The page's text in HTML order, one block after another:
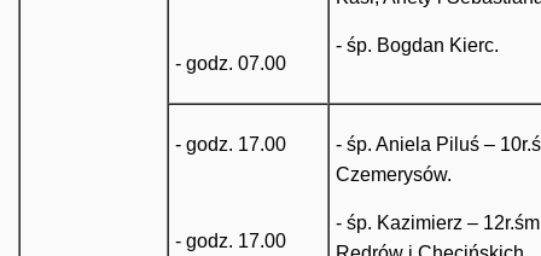
- godz. 07.00
- śp. Bogdan Kierc.
- godz. 17.00
- godz. 17.00
- śp. Aniela Piluś –
Czemerysów.
- śp. Kazimierz –